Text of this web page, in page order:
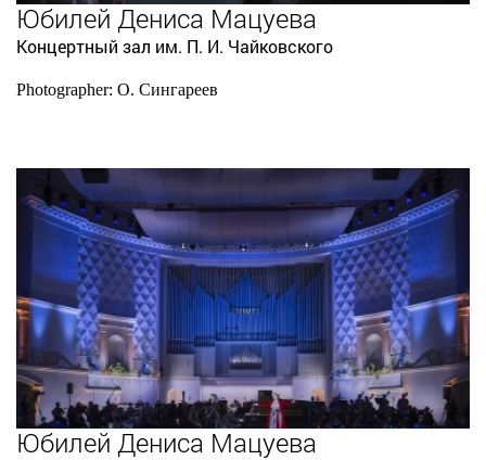
Юбилей Дениса Мацуева
Концертный зал им. П. И. Чайковского
Photographer: О. Сингареев
Юбилей Дениса Мацуева